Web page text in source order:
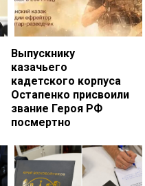
Выпускнику
казачьего
кадетского корпуса
Остапенко присвоили
звание Героя РФ
посмертно